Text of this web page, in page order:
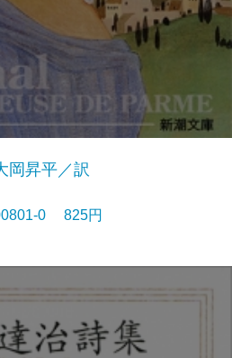
岡昇平／訳
0 825円